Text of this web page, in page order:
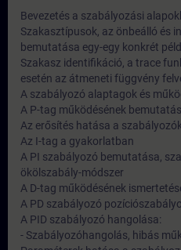
Bevezetés a szabályozási
Szakasztípusok, az önbeálló és
bemutatása egy-egy konkrét
Szakasz identifikáció, a trace
esetén az átmeneti függvény
A szabályozó alaptagok és
A P-tag működésének
Az erősítés hatása a
Az I-tag a gyakorlatban
A PI szabályozó bemutatása,
ökölszabály-módszer
A D-tag működésének
A PD szabályozó
A PID szabályozó hangolása:
- Szabályozóhangolás, hibás